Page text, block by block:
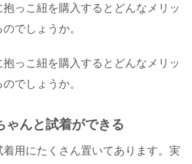
っこ紐を購入するとどんなメリッ
でしょうか。
っこ紐を購入するとどんなメリッ
でしょうか。
ゃんと試着ができる
用にたくさん置いてあります。実